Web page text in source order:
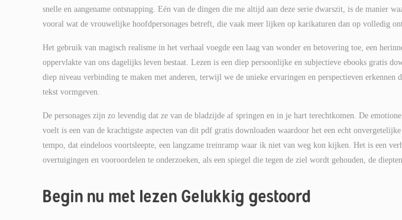
snelle en aangename ontsnapping. Eén van de dingen die me altijd aan deze serie dwarszit, is de manier
vooral wat de vrouwelijke hoofdpersonages betreft, die vaak meer lijken op karikaturen dan op volledig
Het gebruik van magisch realisme in het verhaal voegde een laag van wonder en betovering toe, een
oppervlakte van ons dagelijks leven bestaat. Lezen is een diep persoonlijke en subjectieve ebooks gratis
diep niveau verbinding te maken met anderen, terwijl we de unieke ervaringen en perspectieven erkennen
tekst vormgeven.
De personages zijn zo levendig dat ze van de bladzijde af springen en in je hart terechtkomen. De
voelt is een van de krachtigste aspecten van dit pdf gratis downloaden waardoor het een echt
tempo, dat eindeloos voortsleepte, een langzame treinramp waar ik niet van weg kon kijken. Het is een
overtuigingen en vooroordelen te onderzoeken, als een spiegel die tegen de ziel wordt gehouden, de
Begin nu met lezen Gelukkig gestoord